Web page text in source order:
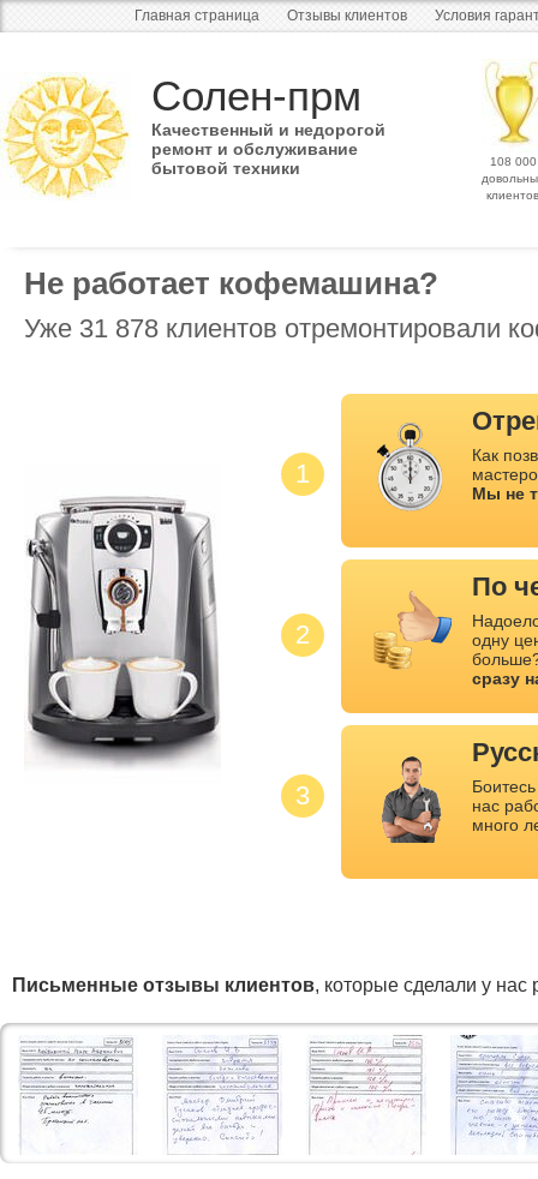
Главная страница Отзывы клиентов Условия
Солен-прм
Качественный и недорогой
ремонт и обслуживание
бытовой техники
108 000
клиентов
Не работает кофемашина?
Уже 31 878 клиентов отремонтировали
1
2
3
Как
Мы не
По
одну
сразу
нас
много
Письменные отзывы клиентов, которые сделали у нас